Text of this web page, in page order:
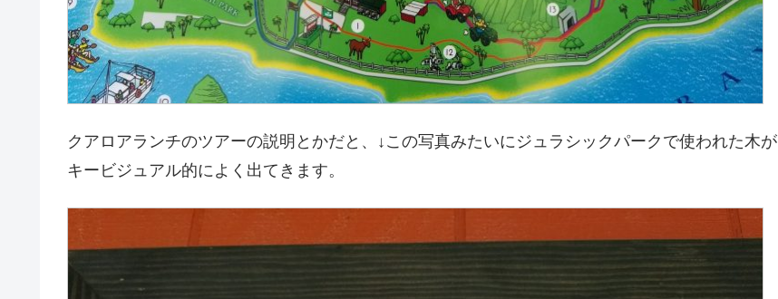
クアロアランチのツアーの説明とかだと、↓この写真みたいにジュラシックパークで使われた木が
キービジュアル的によく出てきます。